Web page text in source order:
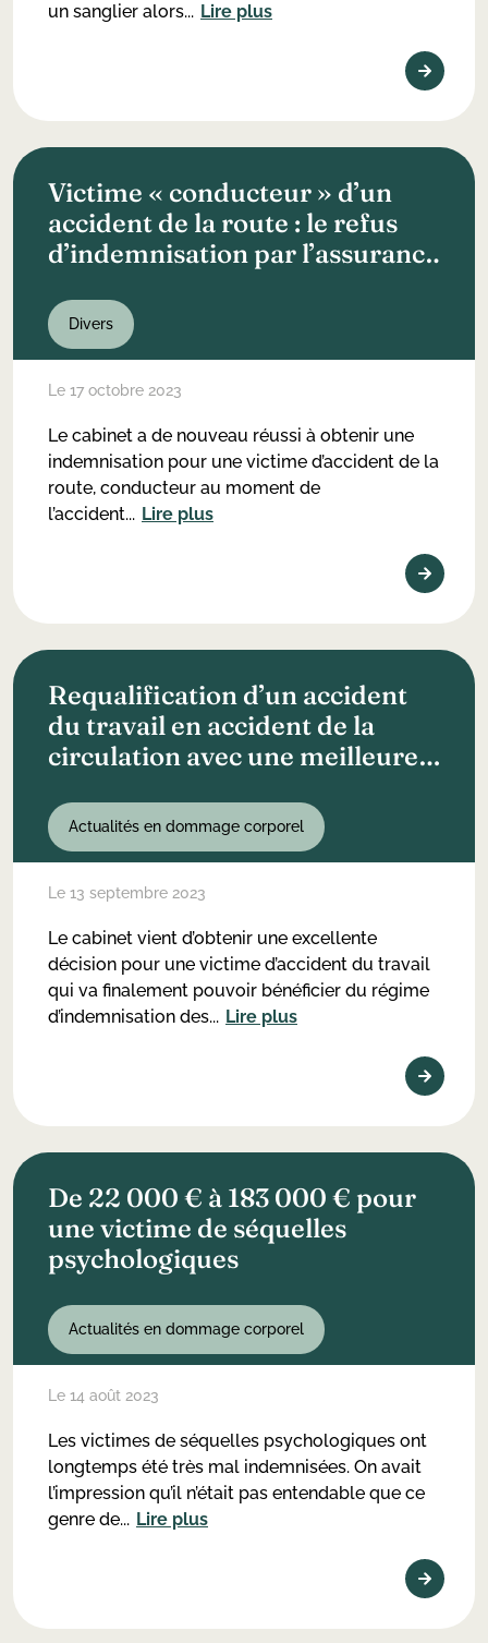
un sanglier alors... Lire plus
Victime « conducteur » d’un
accident de la route : le refus
d’indemnisation par l’assurance
Divers
Le 17 octobre 2023
Le cabinet a de nouveau réussi à obtenir une
indemnisation pour une victime d’accident de la
route, conducteur au moment de
l’accident... Lire plus
Requalification d’un accident
du travail en accident de la
circulation avec une meilleure
Actualités en dommage corporel
Le 13 septembre 2023
Le cabinet vient d’obtenir une excellente
décision pour une victime d’accident du travail
qui va finalement pouvoir bénéficier du régime
d’indemnisation des... Lire plus
De 22 000 € à 183 000 € pour
une victime de séquelles
psychologiques
Actualités en dommage corporel
Le 14 août 2023
Les victimes de séquelles psychologiques ont
longtemps été très mal indemnisées. On avait
l’impression qu’il n’était pas entendable que ce
genre de... Lire plus